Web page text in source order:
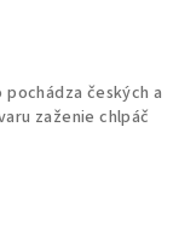
pochádza českých a
zaženie chlpáč